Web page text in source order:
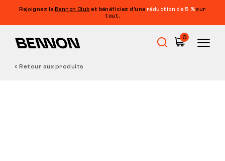
Rejoignez le Bennon Club et bénéficiez d’une réduction de 5 %sur
tout.
0
Retour aux produits